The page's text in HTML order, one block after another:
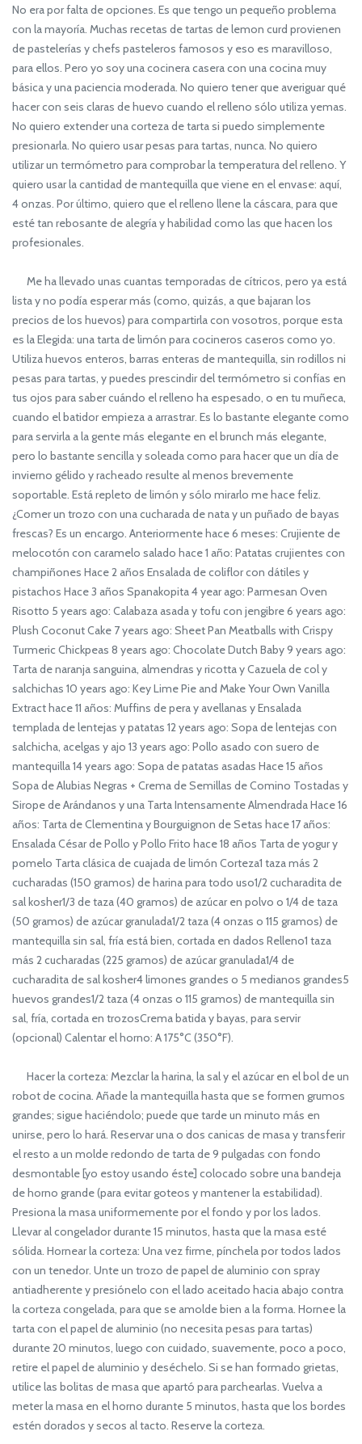
No era por falta de opciones. Es que tengo un pequeño problema
con la mayoría. Muchas recetas de tartas de lemon curd provienen
de pastelerías y chefs pasteleros famosos y eso es maravilloso,
para ellos. Pero yo soy una cocinera casera con una cocina muy
básica y una paciencia moderada. No quiero tener que averiguar qué
hacer con seis claras de huevo cuando el relleno sólo utiliza yemas.
No quiero extender una corteza de tarta si puedo simplemente
presionarla. No quiero usar pesas para tartas, nunca. No quiero
utilizar un termómetro para comprobar la temperatura del relleno. Y
quiero usar la cantidad de mantequilla que viene en el envase: aquí,
4 onzas. Por último, quiero que el relleno llene la cáscara, para que
esté tan rebosante de alegría y habilidad como las que hacen los
profesionales.
Me ha llevado unas cuantas temporadas de cítricos, pero ya está
lista y no podía esperar más (como, quizás, a que bajaran los
precios de los huevos) para compartirla con vosotros, porque esta
es la Elegida: una tarta de limón para cocineros caseros como yo.
Utiliza huevos enteros, barras enteras de mantequilla, sin rodillos ni
pesas para tartas, y puedes prescindir del termómetro si confías en
tus ojos para saber cuándo el relleno ha espesado, o en tu muñeca,
cuando el batidor empieza a arrastrar. Es lo bastante elegante como
para servirla a la gente más elegante en el brunch más elegante,
pero lo bastante sencilla y soleada como para hacer que un día de
invierno gélido y racheado resulte al menos brevemente
soportable. Está repleto de limón y sólo mirarlo me hace feliz.
¿Comer un trozo con una cucharada de nata y un puñado de bayas
frescas? Es un encargo. Anteriormente hace 6 meses: Crujiente de
melocotón con caramelo salado hace 1 año: Patatas crujientes con
champiñones Hace 2 años Ensalada de coliflor con dátiles y
pistachos Hace 3 años Spanakopita 4 year ago: Parmesan Oven
Risotto 5 years ago: Calabaza asada y tofu con jengibre 6 years ago:
Plush Coconut Cake 7 years ago: Sheet Pan Meatballs with Crispy
Turmeric Chickpeas 8 years ago: Chocolate Dutch Baby 9 years ago:
Tarta de naranja sanguina, almendras y ricotta y Cazuela de col y
salchichas 10 years ago: Key Lime Pie and Make Your Own Vanilla
Extract hace 11 años: Muffins de pera y avellanas y Ensalada
templada de lentejas y patatas 12 years ago: Sopa de lentejas con
salchicha, acelgas y ajo 13 years ago: Pollo asado con suero de
mantequilla 14 years ago: Sopa de patatas asadas Hace 15 años
Sopa de Alubias Negras + Crema de Semillas de Comino Tostadas y
Sirope de Arándanos y una Tarta Intensamente Almendrada Hace 16
años: Tarta de Clementina y Bourguignon de Setas hace 17 años:
Ensalada César de Pollo y Pollo Frito hace 18 años Tarta de yogur y
pomelo Tarta clásica de cuajada de limón Corteza1 taza más 2
cucharadas (150 gramos) de harina para todo uso1/2 cucharadita de
sal kosher1/3 de taza (40 gramos) de azúcar en polvo o 1/4 de taza
(50 gramos) de azúcar granulada1/2 taza (4 onzas o 115 gramos) de
mantequilla sin sal, fría está bien, cortada en dados Relleno1 taza
más 2 cucharadas (225 gramos) de azúcar granulada1/4 de
cucharadita de sal kosher4 limones grandes o 5 medianos grandes5
huevos grandes1/2 taza (4 onzas o 115 gramos) de mantequilla sin
sal, fría, cortada en trozosCrema batida y bayas, para servir
(opcional) Calentar el horno: A 175°C (350°F).
Hacer la corteza: Mezclar la harina, la sal y el azúcar en el bol de un
robot de cocina. Añade la mantequilla hasta que se formen grumos
grandes; sigue haciéndolo; puede que tarde un minuto más en
unirse, pero lo hará. Reservar una o dos canicas de masa y transferir
el resto a un molde redondo de tarta de 9 pulgadas con fondo
desmontable [yo estoy usando éste] colocado sobre una bandeja
de horno grande (para evitar goteos y mantener la estabilidad).
Presiona la masa uniformemente por el fondo y por los lados.
Llevar al congelador durante 15 minutos, hasta que la masa esté
sólida. Hornear la corteza: Una vez firme, pínchela por todos lados
con un tenedor. Unte un trozo de papel de aluminio con spray
antiadherente y presiónelo con el lado aceitado hacia abajo contra
la corteza congelada, para que se amolde bien a la forma. Hornee la
tarta con el papel de aluminio (no necesita pesas para tartas)
durante 20 minutos, luego con cuidado, suavemente, poco a poco,
retire el papel de aluminio y deséchelo. Si se han formado grietas,
utilice las bolitas de masa que apartó para parchearlas. Vuelva a
meter la masa en el horno durante 5 minutos, hasta que los bordes
estén dorados y secos al tacto. Reserve la corteza.